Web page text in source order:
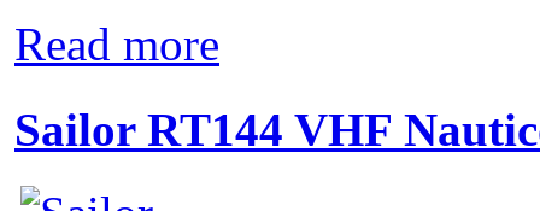
Read more
Sailor RT144 VHF